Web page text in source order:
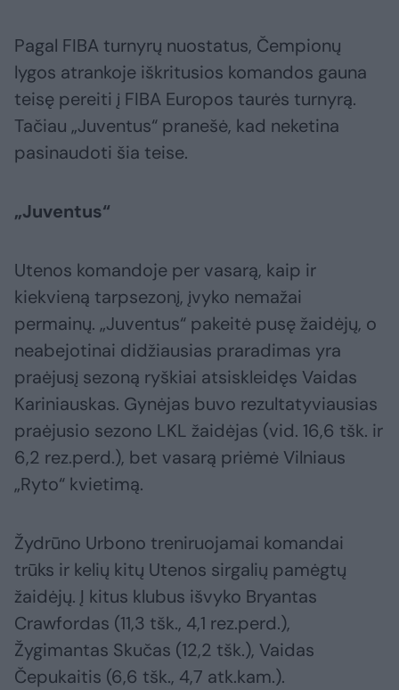
Pagal FIBA turnyrų nuostatus, Čempionų
lygos atrankoje iškritusios komandos gauna
teisę pereiti į FIBA Europos taurės turnyrą.
Tačiau „Juventus“ pranešė, kad neketina
pasinaudoti šia teise.
„Juventus“
Utenos komandoje per vasarą, kaip ir
kiekvieną tarpsezonį, įvyko nemažai
permainų. „Juventus“ pakeitė pusę žaidėjų, o
neabejotinai didžiausias praradimas yra
praėjusį sezoną ryškiai atsiskleidęs Vaidas
Kariniauskas. Gynėjas buvo rezultatyviausias
praėjusio sezono LKL žaidėjas (vid. 16,6 tšk. ir
6,2 rez.perd.), bet vasarą priėmė Vilniaus
„Ryto“ kvietimą.
Žydrūno Urbono treniruojamai komandai
trūks ir kelių kitų Utenos sirgalių pamėgtų
žaidėjų. Į kitus klubus išvyko Bryantas
Crawfordas (11,3 tšk., 4,1 rez.perd.),
Žygimantas Skučas (12,2 tšk.), Vaidas
Čepukaitis (6,6 tšk., 4,7 atk.kam.).